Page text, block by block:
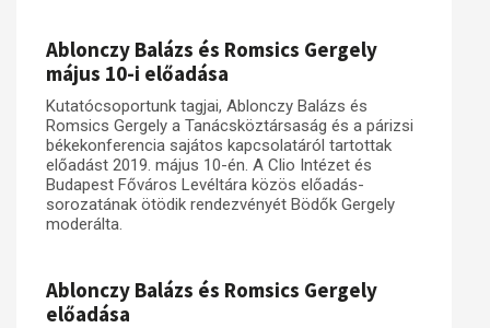
Ablonczy Balázs és Romsics Gergely
május 10-i előadása
Kutatócsoportunk tagjai, Ablonczy Balázs és
Romsics Gergely a Tanácsköztársaság és a párizsi
békekonferencia sajátos kapcsolatáról tartottak
előadást 2019. május 10-én. A Clio Intézet és
Budapest Főváros Levéltára közös előadás-
sorozatának ötödik rendezvényét Bödők Gergely
moderálta.
Ablonczy Balázs és Romsics Gergely
előadása